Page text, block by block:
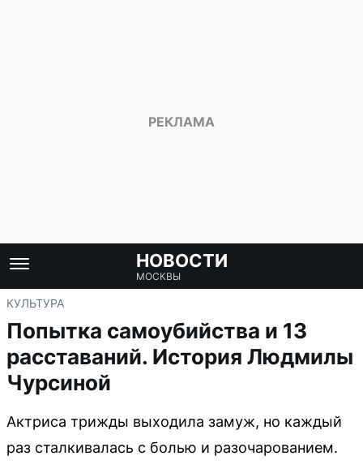
НОВОСТИ
МОСКВЫ
КУЛЬТУРА
Попытка самоубийства и 13
расставаний. История Людмилы
Чурсиной
Актриса трижды выходила замуж, но каждый
раз сталкивалась с болью и разочарованием.